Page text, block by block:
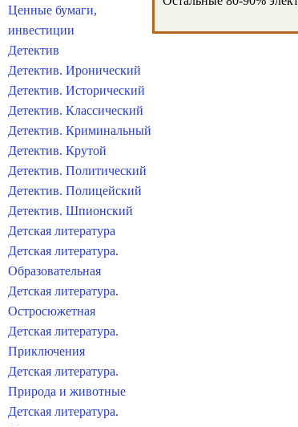
Ценные бумаги,
инвестиции
Детектив
Детектив. Иронический
Детектив. Исторический
Детектив. Классический
Детектив. Криминальный
Детектив. Крутой
Детектив. Политический
Детектив. Полицейский
Детектив. Шпионский
Детская литература
Детская литература.
Образовательная
Детская литература.
Остросюжетная
Детская литература.
Приключения
Детская литература.
Природа и животные
Детская литература.